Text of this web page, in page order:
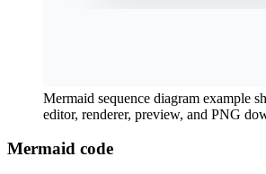
Mermaid sequence diagram example
editor, renderer, preview, and PNG
Mermaid code